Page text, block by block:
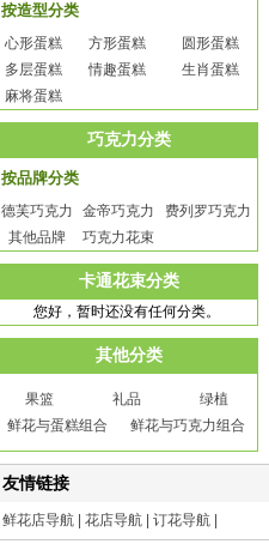
按造型分类
心形蛋糕 方形蛋糕
圆形蛋糕
多层蛋糕
情趣蛋糕
生肖蛋糕
麻将蛋糕
巧克力分类
按品牌分类
德芙巧克力 金帝巧克力
费列罗巧克力
其他品牌
巧克力花束
卡通花束分类
您好，暂时还没有任何分类。
其他分类
果篮 礼品
绿植
鲜花与蛋糕组合
鲜花与巧克力组合
友情链接
鲜花店导航 花店导航 订花导航